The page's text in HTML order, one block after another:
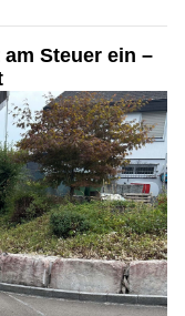
Steuer ein –